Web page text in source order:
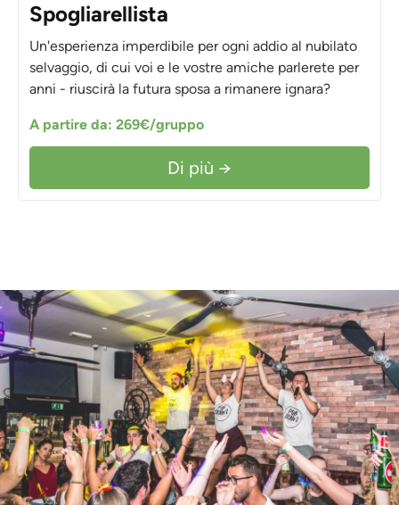
Spogliarellista
Un'esperienza imperdibile per ogni addio al nubilato
selvaggio, di cui voi e le vostre amiche parlerete per
anni - riuscirà la futura sposa a rimanere ignara?
A partire da: 269€/gruppo
Di più →